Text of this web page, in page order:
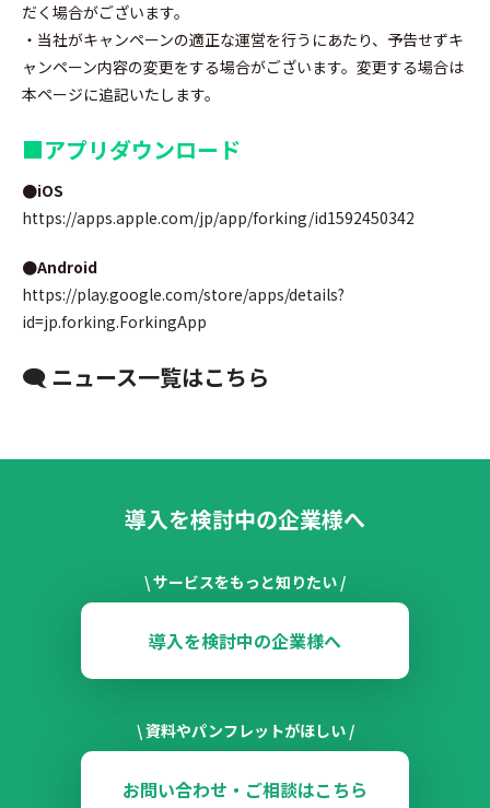
だく場合がございます。
・当社がキャンペーンの適正な運営を行うにあたり、予告せずキ
ャンペーン内容の変更をする場合がございます。変更する場合は
本ページに追記いたします。
■アプリダウンロード
●iOS
https://apps.apple.com/jp/app/forking/id1592450342
●Android
https://play.google.com/store/apps/details?
id=jp.forking.ForkingApp
🗨 ニュース一覧はこちら
導入を検討中の企業様へ
\ サービスをもっと知りたい /
導入を検討中の企業様へ
\ 資料やパンフレットがほしい /
お問い合わせ・ご相談はこちら